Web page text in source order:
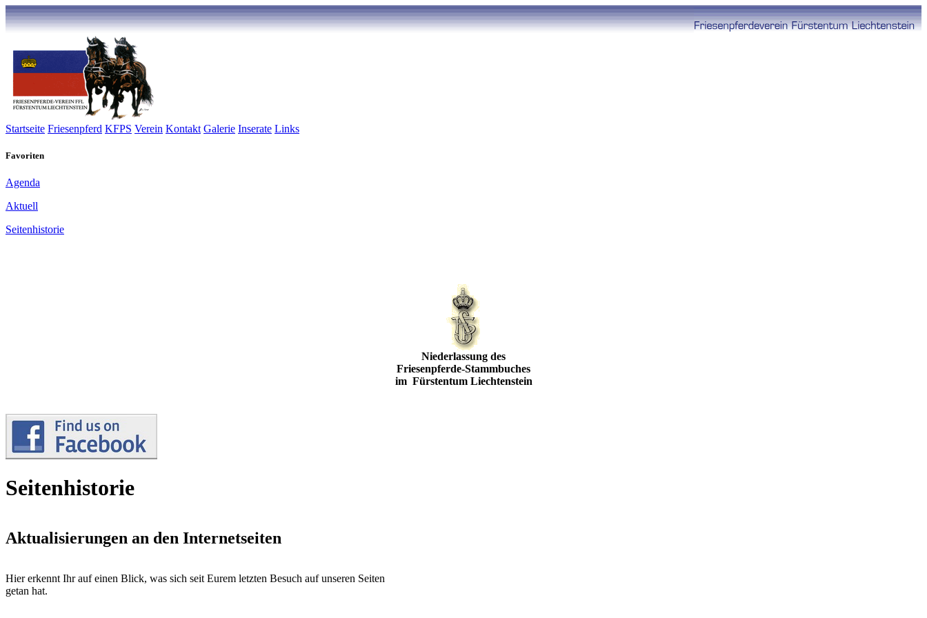
Startseite Friesenpferd KFPS Verein Kontakt Galerie Inserate Links
Favoriten
Agenda
Aktuell
Seitenhistorie
Niederlassung des
Friesenpferde-Stammbuches
im Fürstentum Liechtenstein
Seitenhistorie
Aktualisierungen an den Internetseiten
Hier erkennt Ihr auf einen Blick, was sich seit Eurem letzten Besuch auf unseren Seiten
getan hat.